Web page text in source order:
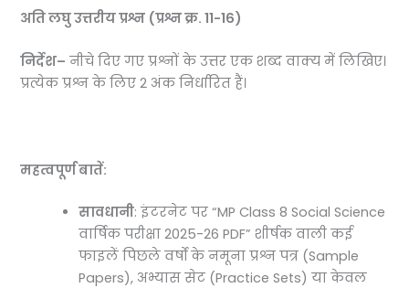
अति लघु उत्तरीय प्रश्न (प्रश्न क्र.11-16)
निर्देश– नीचे दिए गए प्रश्नों के उत्तर एक शब्द वाक्य में लिखिए।
प्रत्येक प्रश्न के लिए 2 अंक निर्धारित हैं।
महत्वपूर्ण बातें:
सावधानी: इंटरनेट पर “MP Class 8 Social Science
वार्षिक परीक्षा 2025-26 PDF” शीर्षक वाली कई
फाइलें पिछले वर्षों के नमूना प्रश्न पत्र (Sample
Papers), अभ्यास सेट (Practice Sets) या केवल